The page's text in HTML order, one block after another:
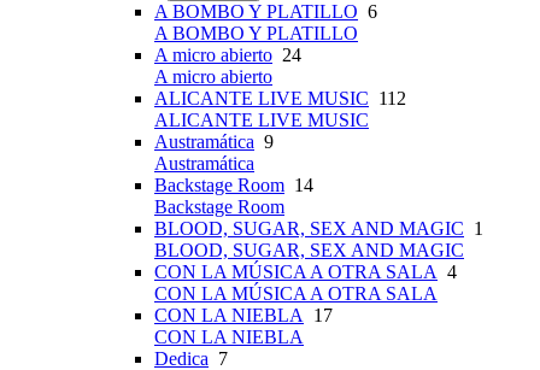
A BOMBO Y PLATILLO 6
A BOMBO Y PLATILLO
A micro abierto 24
A micro abierto
ALICANTE LIVE MUSIC 112
ALICANTE LIVE MUSIC
Austramática 9
Austramática
Backstage Room 14
Backstage Room
BLOOD, SUGAR, SEX AND MAGIC 1
BLOOD, SUGAR, SEX AND MAGIC
CON LA MÚSICA A OTRA SALA 4
CON LA MÚSICA A OTRA SALA
CON LA NIEBLA
17
CON LA NIEBLA
Dedica 7